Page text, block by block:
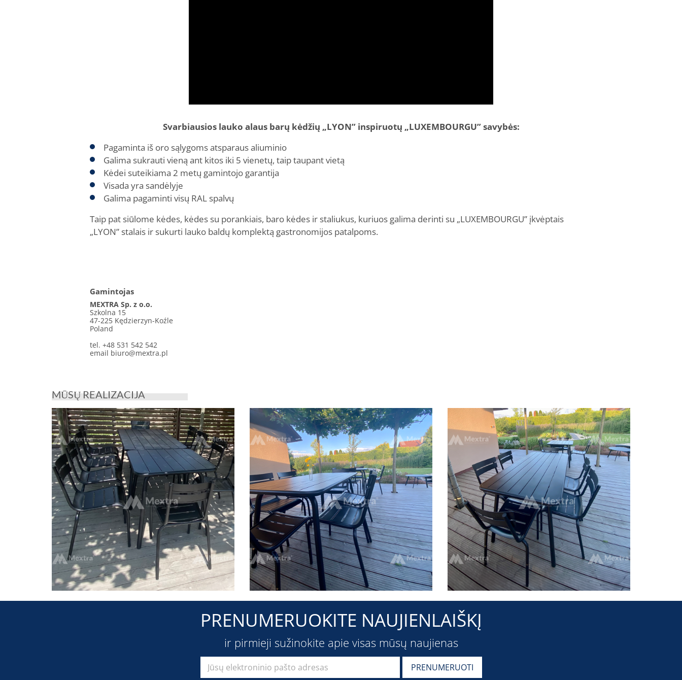
Svarbiausios lauko alaus barų kėdžių „LYON” inspiruotų „LUXEMBOURGU” savybės:
Pagaminta iš oro sąlygoms atsparaus aliuminio
Galima sukrauti vieną ant kitos iki 5 vienetų, taip taupant vietą
Kėdei suteikiama 2 metų gamintojo garantija
Visada yra sandėlyje
Galima pagaminti visų RAL spalvų
Taip pat siūlome kėdes, kėdes su porankiais, baro kėdes ir staliukus, kuriuos galima derinti su „LUXEMBOURGU” įkvėptais
„LYON” stalais ir sukurti lauko baldų komplektą gastronomijos patalpoms.
Gamintojas
MEXTRA Sp. z o.o.
Szkolna 15
47-225 Kędzierzyn-Koźle
Poland
tel. +48 531 542 542
email biuro@mextra.pl
MŪSŲ REALIZACIJA
PRENUMERUOKITE NAUJIENLAIŠKĮ
ir pirmieji sužinokite apie visas mūsų naujienas